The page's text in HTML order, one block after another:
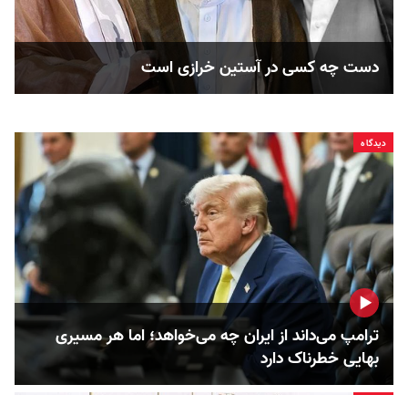
دست چه کسی در آستین خرازی است
دیدگاه
ترامپ می‌داند از ایران چه می‌خواهد؛ اما هر مسیری
بهایی خطرناک دارد